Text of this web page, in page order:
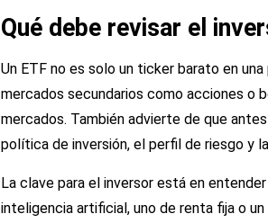
Qué debe revisar el
Un ETF no es solo un ticker barato en
mercados secundarios como acciones o
mercados. También advierte de que
política de inversión, el perfil de riesgo y
La clave para el inversor está en
inteligencia artificial, uno de renta fija o